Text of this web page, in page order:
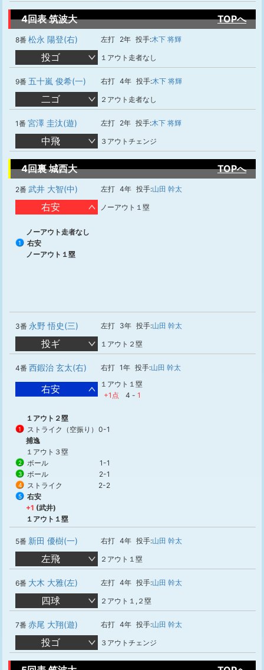
4回表 筑波大 TOPへ
8番 松永 陽登(右) 左打 2年 投手:木下 将輝
投ゴ １アウト走者なし
9番 五十嵐 俊希(一) 右打 4年 投手:木下 将輝
二ゴ ２アウト走者なし
1番 宮澤 圭汰(遊) 左打 2年 投手:木下 将輝
中飛 ３アウトチェンジ
4回裏 城西大 TOPへ
2番 武井 大智(中) 左打 4年 投手:山田 幹太
右安 ノーアウト１塁
ノーアウト走者なし
1
右安
ノーアウト１塁
3番 永野 悟史(三) 左打 3年 投手:山田 幹太
投ギ １アウト２塁
4番 西鍜治 玄太(右) 右打 1年 投手:山田 幹太
右安
１アウト１塁
+1点
4 - 1
１アウト２塁
1 ストライク（空振り） 0-1
捕逸
１アウト３塁
2 ボール 1-1
3 ボール 2-1
4 ストライク 2-2
5
右安
+1 (武井)
１アウト１塁
5番 新田 優樹(一) 右打 4年 投手:山田 幹太
左飛 ２アウト１塁
6番 大木 大雅(左) 左打 4年 投手:山田 幹太
四球 ２アウト１,２塁
7番 赤尾 大翔(遊) 右打 4年 投手:山田 幹太
投ゴ ３アウトチェンジ